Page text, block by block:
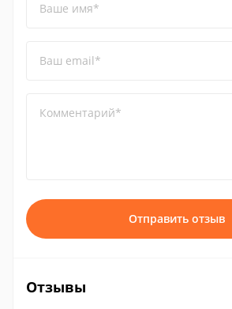
Ваше имя*
Ваш email*
Комментарий*
Отправить отзыв
Отзывы